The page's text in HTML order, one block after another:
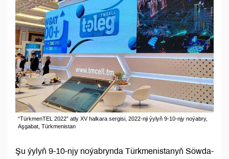
“TürkmenTEL 2022” atly XV halkara sergisi, 2022-nji ýylyň 9-10-njy noýabry,
Aşgabat, Türkmenistan
Şu ýylyň 9-10-njy noýabrynda Türkmenistanyň Söwda-